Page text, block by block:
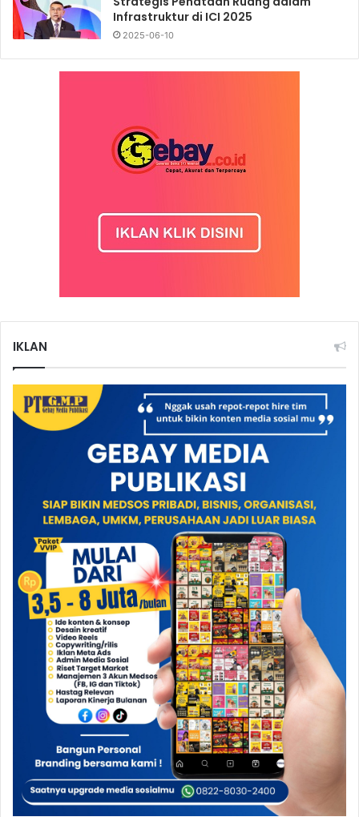
Infrastruktur di ICI 2025
2025-06-10
IKLAN